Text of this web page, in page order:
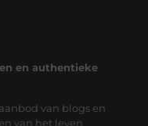
en authentieke
van blogs en
van het leven